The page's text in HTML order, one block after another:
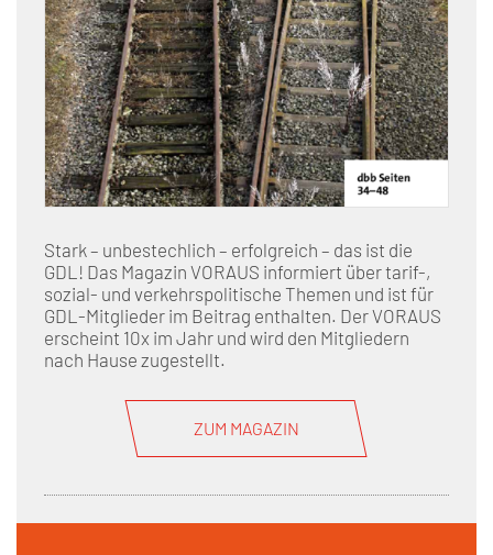
Stark – unbestechlich – erfolgreich – das ist die
GDL! Das Magazin VORAUS informiert über tarif-,
sozial- und verkehrspolitische Themen und ist für
GDL-Mitglieder im Beitrag enthalten. Der VORAUS
erscheint 10x im Jahr und wird den Mitgliedern
nach Hause zugestellt.
ZUM MAGAZIN